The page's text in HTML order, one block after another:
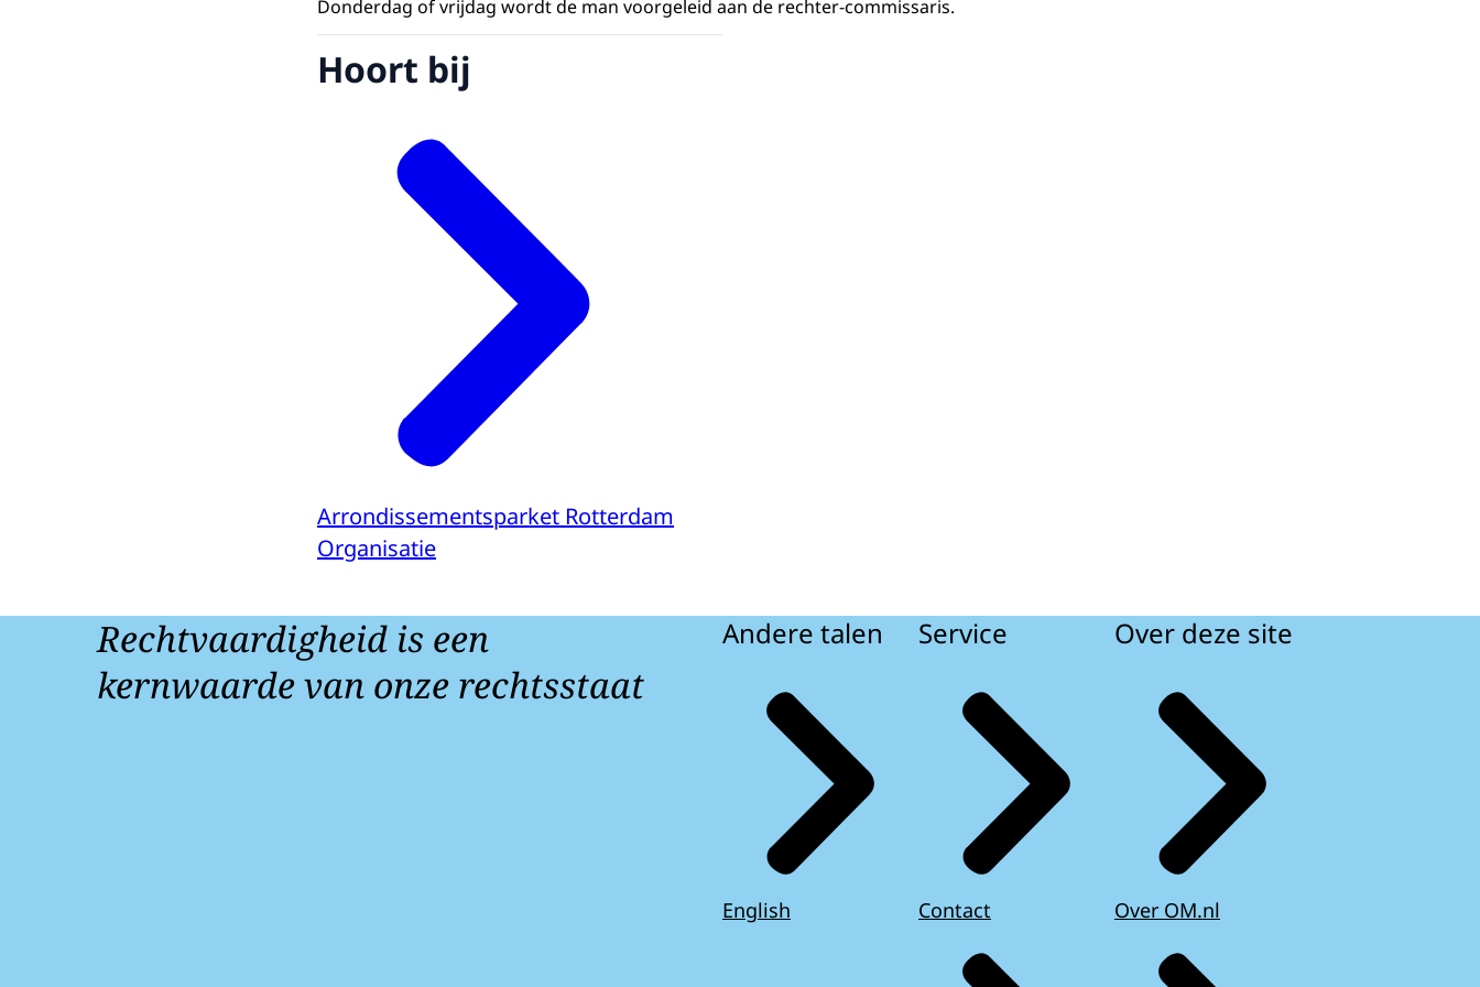
Donderdag of vrijdag wordt de man voorgeleid aan de rechter-commissaris.
Hoort bij
Arrondissementsparket Rotterdam
Organisatie
Rechtvaardigheid is een
kernwaarde van onze rechtsstaat
Andere talen
English
Service
Contact
Over deze site
Over OM.nl